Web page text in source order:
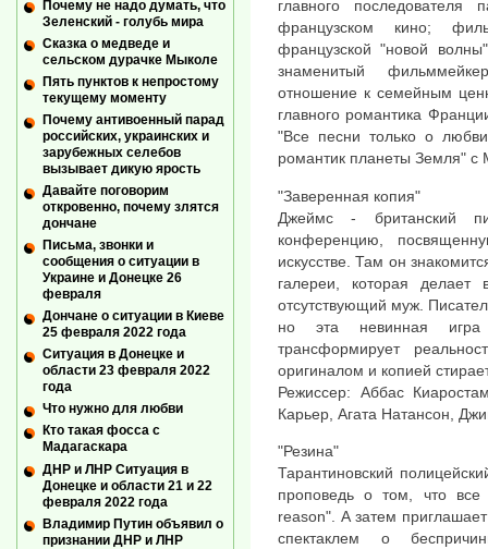
главного последователя
французском кино;
французской "новой
знаменитый
отношение к семейным
главного романтика
"Все песни только о
романтик планеты Земля" с
"Заверенная копия"
Джеймс - британский
конференцию,
искусстве. Там он
галереи, которая
отсутствующий муж.
но эта невинная игра
трансформирует
оригиналом и копией
Режиссер: Аббас
Карьер, Агата Натансон,
"Резина"
Тарантиновский
проповедь о том, что
reason". А затем
спектаклем о
Почему не надо думать, что
Зеленский - голубь мира
Сказка о медведе и
сельском дурачке Мыколе
Пять пунктов к непростому
текущему моменту
Почему антивоенный парад
российских, украинских и
зарубежных селебов
вызывает дикую ярость
Давайте поговорим
откровенно, почему злятся
дончане
Письма, звонки и
сообщения о ситуации в
Украине и Донецке 26
февраля
Дончане о ситуации в Киеве
25 февраля 2022 года
Ситуация в Донецке и
области 23 февраля 2022
года
Что нужно для любви
Кто такая фосса с
Мадагаскара
ДНР и ЛНР Ситуация в
Донецке и области 21 и 22
февраля 2022 года
Владимир Путин объявил о
признании ДНР и ЛНР